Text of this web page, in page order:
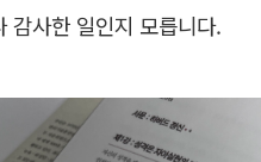
감사한 일인지 모릅니다.